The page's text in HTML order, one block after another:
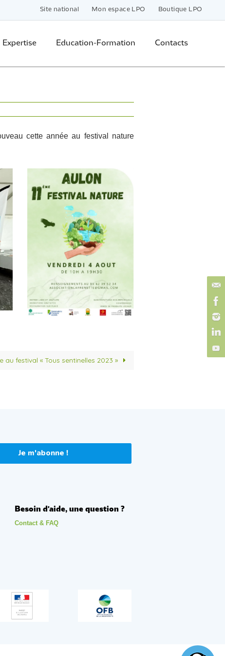
Site national Mon espace LPO Boutique LPO
Expertise Education-Formation Contacts
cette année au festival nature
au festival « Tous sentinelles 2023 »
Je m'abonne !
Besoin d'aide, une question ?
Contact & FAQ